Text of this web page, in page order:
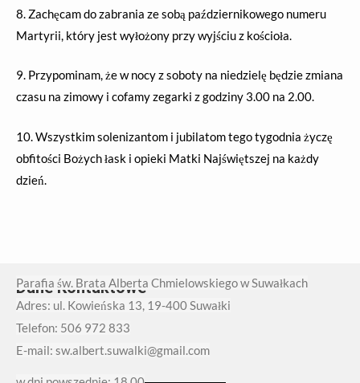
8. Zachęcam do zabrania ze sobą październikowego numeru
Martyrii, który jest wyłożony przy wyjściu z kościoła.
9. Przypominam, że w nocy z soboty na niedzielę będzie zmiana
czasu na zimowy i cofamy zegarki z godziny 3.00 na 2.00.
10. Wszystkim solenizantom i jubilatom tego tygodnia życzę
obfitości Bożych łask i opieki Matki Najświętszej na każdy
dzień.
Dane Kontaktowe
Parafia św. Brata Alberta Chmielowskiego w Suwałkach
Adres: ul. Kowieńska 13, 19-400 Suwałki
Telefon: 506 972 833
E-mail: sw.albert.suwalki@gmail.com